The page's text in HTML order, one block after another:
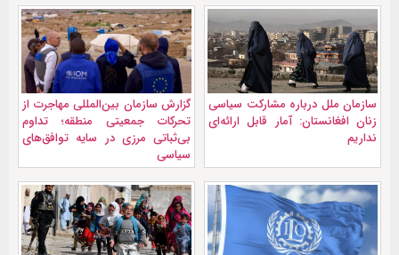
سازمان ملل درباره مشارکت سیاسی
زنان افغانستان: آمار قابل ارائه‌ای
نداریم
گزارش سازمان بین‌المللی مهاجرت از
تحرکات جمعیتی منطقه؛ تداوم
بی‌ثباتی مرزی در سایه توافق‌های
سیاسی